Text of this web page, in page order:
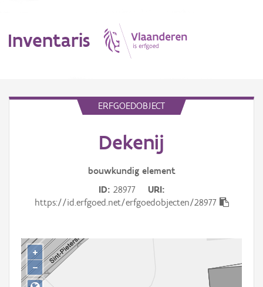
Inventaris
Gebeurtenis
Persoon of collectief
ERFGOEDOBJECT
Dekenij
bouwkundig element
ID 28977
URI
https://id.erfgoed.net/erfgoedobjecten/28977
+
−